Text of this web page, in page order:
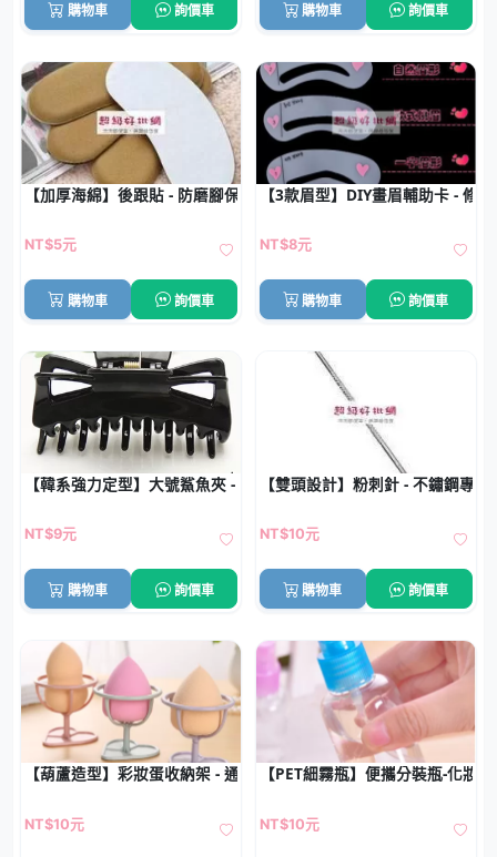
購物車 詢價車 購物車 詢價車
【加厚海綿】後跟貼 - 防磨腳保護墊
NT$5元
購物車 詢價車
【3款眉型】DIY畫眉輔助卡 - 修
NT$8元
購物車 詢價車
【韓系強力定型】大號鯊魚夾 - 防滑抓力強髮夾
NT$9元
購物車 詢價車
【雙頭設計】粉刺針 - 不鏽鋼專業
NT$10元
購物車 詢價車
【葫蘆造型】彩妝蛋收納架 - 通風防霉晾乾
NT$10元
【PET細霧瓶】便攜分裝瓶-化妝
NT$10元